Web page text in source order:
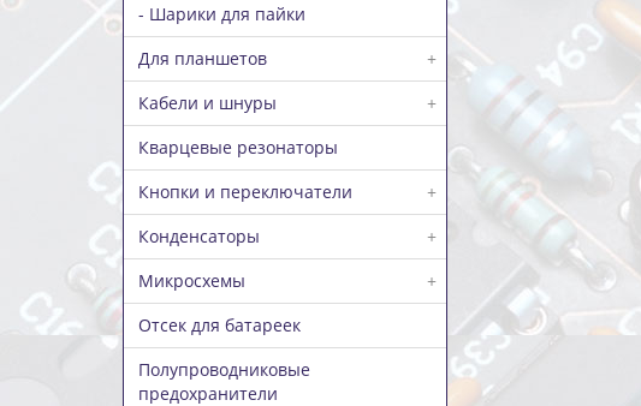
- Шарики для пайки
Для планшетов
+
Кабели и шнуры
+
Кварцевые резонаторы
Кнопки и переключатели
+
Конденсаторы
+
Микросхемы
+
Отсек для батареек
Полупроводниковые
предохранители